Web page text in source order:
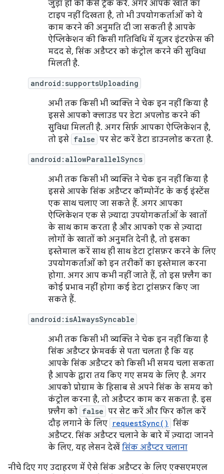
जुड़ा हो को कैसे ट्रैक करें. अगर आपके खाते का
टाइप नहीं दिखता है, तो भी उपयोगकर्ताओं को ये
काम करने की अनुमति दी जा सकती है आपके
ऐप्लिकेशन की किसी गतिविधि में यूज़र इंटरफ़ेस की
मदद से, सिंक अडैप्टर को कंट्रोल करने की सुविधा
मिलती है.
android:supportsUploading
अभी तक किसी भी व्यक्ति ने चेक इन नहीं किया है
इससे आपको क्लाउड पर डेटा अपलोड करने की
सुविधा मिलती है. अगर सिर्फ़ आपका ऐप्लिकेशन है,
तो इसे false पर सेट करें डेटा डाउनलोड करता है.
android:allowParallelSyncs
अभी तक किसी भी व्यक्ति ने चेक इन नहीं किया है
इससे आपके सिंक अडैप्टर कॉम्पोनेंट के कई इंस्टेंस
एक साथ चलाए जा सकते हैं. अगर आपका
ऐप्लिकेशन एक से ज़्यादा उपयोगकर्ताओं के खातों
के साथ काम करता है और आपको एक से ज़्यादा
लोगों के खातों को अनुमति देनी है, तो इसका
इस्तेमाल करें साथ ही साथ डेटा ट्रांसफ़र करने के लिए
उपयोगकर्ताओं को इन तरीकों का इस्तेमाल करना
होगा. अगर आप कभी नहीं जाते हैं, तो इस फ़्लैग का
कोई प्रभाव नहीं होगा कई डेटा ट्रांसफ़र किए जा
सकते हैं.
android:isAlwaysSyncable
अभी तक किसी भी व्यक्ति ने चेक इन नहीं किया है
सिंक अडैप्टर फ़्रेमवर्क से पता चलता है कि यह
आपके सिंक अडैप्टर को किसी भी समय चला सकता
है आपके द्वारा तय किए गए समय के लिए है. अगर
आपको प्रोग्राम के हिसाब से अपने सिंक के समय को
कंट्रोल करना है, तो अडैप्टर काम कर सकता है. इस
फ़्लैग को false पर सेट करें और फिर कॉल करें
दौड़ लगाने के लिए requestSync() सिंक
अडैप्टर. सिंक अडैप्टर चलाने के बारे में ज़्यादा जानने
के लिए, यह लेसन देखें सिंक अडैप्टर चलाना
नीचे दिए गए उदाहरण में ऐसे सिंक अडैप्टर के लिए एक्सएमएल